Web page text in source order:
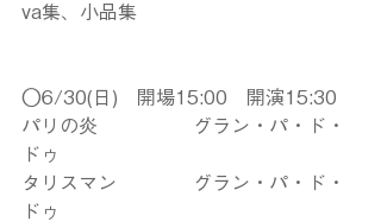
va集、小品集
◯6/30(日)　開場15:00　開演15:30
パリの炎　　　　　グラン・パ・ド・
ドゥ
タリスマン　　　　グラン・パ・ド・
ドゥ